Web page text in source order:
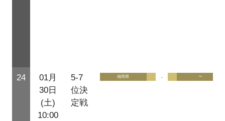
24
01月
30日
(土)
10:00
5-7
位決
定戦
福岡県 - ー